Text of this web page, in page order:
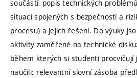
součástí, popis technických
situací spojených s bezpečností a
procesu) a jejich řešení. Do výuky
aktivity zaměřené na technické
během kterých si studenti procvičují
naučili; relevantní slovní zásoba